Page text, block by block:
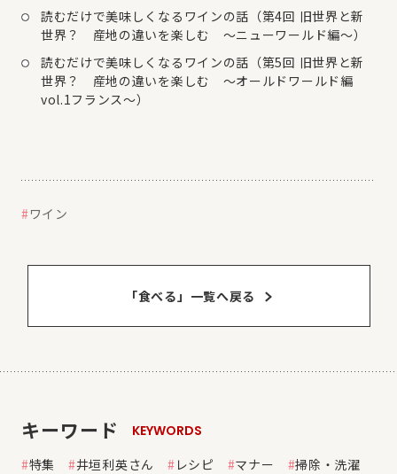
読むだけで美味しくなるワインの話（第4回 旧世界と新
世界？ 産地の違いを楽しむ ～ニューワールド編～）
読むだけで美味しくなるワインの話（第5回 旧世界と新
世界？ 産地の違いを楽しむ 〜オールドワールド編
vol.1フランス〜）
ワイン
「食べる」⼀覧へ戻る
キーワード
KEYWORDS
特集
井垣利英さん レシピ マナー
掃除・洗濯